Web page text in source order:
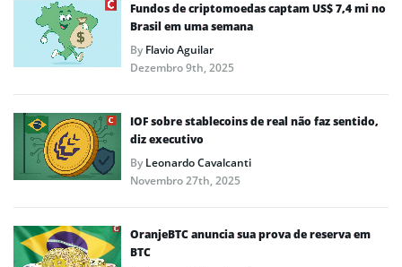
Fundos de criptomoedas captam US$ 7,4 mi no
Brasil em uma semana
ByFlavio Aguilar
Dezembro 9th, 2025
IOF sobre stablecoins de real não faz sentido,
diz executivo
ByLeonardo Cavalcanti
Novembro 27th, 2025
OranjeBTC anuncia sua prova de reserva em
BTC